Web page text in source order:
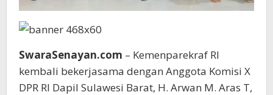
SwaraSenayan.com – Kemenparekraf RI
kembali bekerjasama dengan Anggota Komisi X
DPR RI Dapil Sulawesi Barat, H. Arwan M. Aras T,